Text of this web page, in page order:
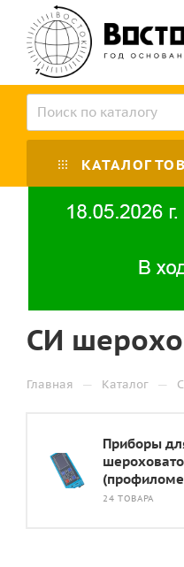
КАТАЛОГ
СИ
Главная — Каталог —
Приборы
24 ТОВАРА